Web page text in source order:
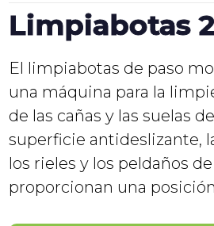
Limpiabotas
El limpiabotas de paso
una máquina para la
de las cañas y las suelas
superficie antideslizante,
los rieles y los peldaños
proporcionan una